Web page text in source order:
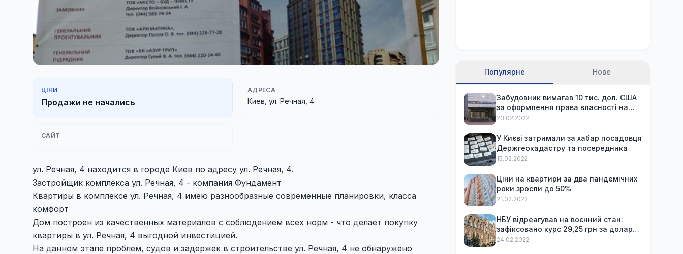
ЦІНИ
Продажи не начались
АДРЕСА
Киев, ул. Речная, 4
САЙТ
ул. Речная, 4 находится в городе Киев по адресу ул. Речная, 4.
Застройщик комплекса ул. Речная, 4 - компания Фундамент
Квартиры в комплексе ул. Речная, 4 имею разнообразные современные планировки, класса
комфорт
Дом построен из качественных материалов с соблюдением всех норм - что делает покупку
квартиры в ул. Речная, 4 выгодной инвестицией.
На данном этапе проблем, судов и задержек в строительстве ул. Речная, 4 не обнаружено
Популярне Нове
Забудовник вимагав 10 тис. дол. США
за оформлення права власності на
вже куплену квартиру
23.02.2022
У Києві затримали за хабар посадовця
Держгеокадастру та посередника
15.02.2022
Ціни на квартири за два пандемічних
роки зросли до 50%
21.02.2022
НБУ відреагував на воєнний стан:
зафіксовано курс 29,25 грн за долар
та обмежив зняття готівки
24.02.2022